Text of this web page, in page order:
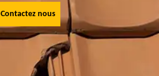
Contactez nous